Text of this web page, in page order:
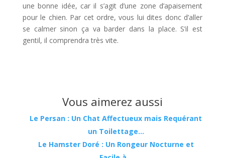
une bonne idée, car il s’agit d’une zone d’apaisement
pour le chien. Par cet ordre, vous lui dites donc d’aller
se calmer sinon ça va barder dans la place. S’il est
gentil, il comprendra très vite.
Vous aimerez aussi
Le Persan : Un Chat Affectueux mais Requérant
un Toilettage…
Le Hamster Doré : Un Rongeur Nocturne et